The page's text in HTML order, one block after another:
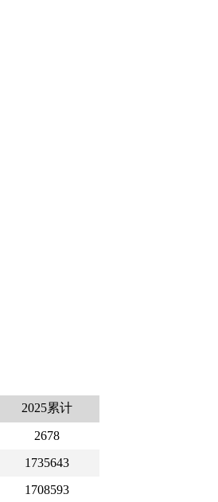
2025累计
2678
1735643
1708593